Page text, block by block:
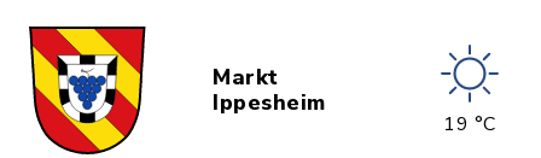
Markt
Ippesheim
19 °C